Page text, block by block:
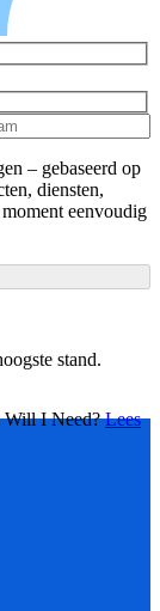
– gebaseerd op
diensten,
eenvoudig
stand.
Will I Need? Lees